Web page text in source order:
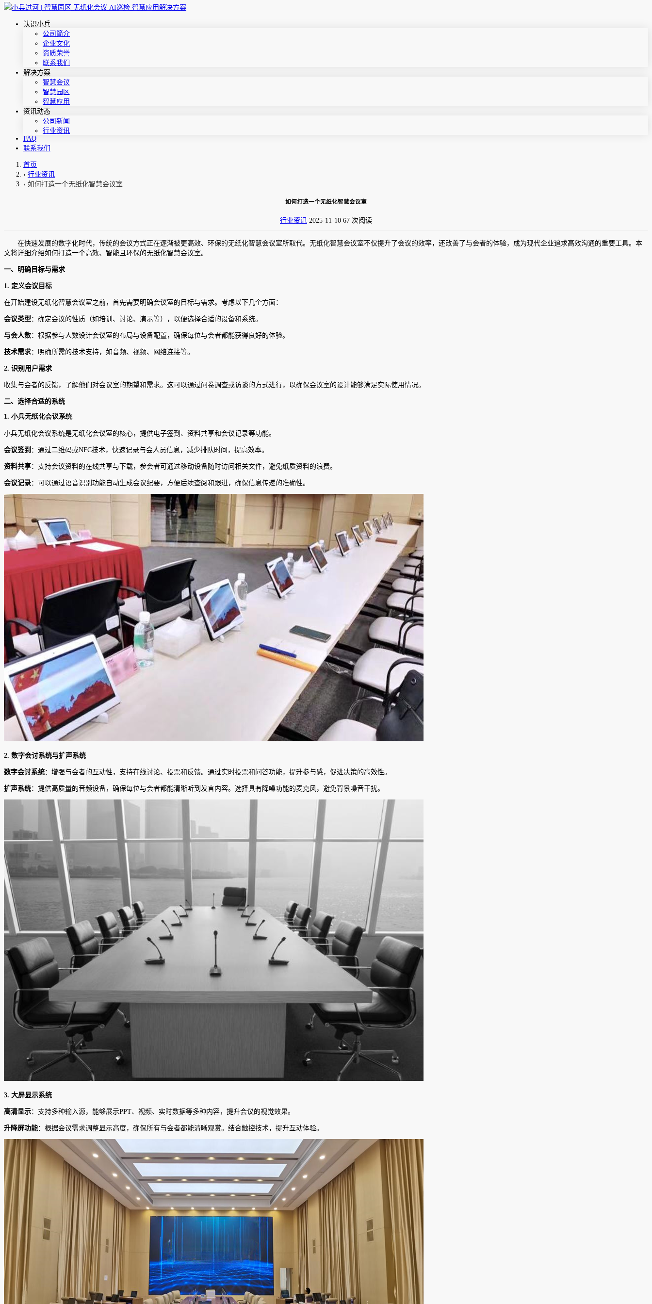
认识小兵
公司简介
企业文化
资质荣誉
联系我们
解决方案
智慧会议
智慧园区
智慧应用
资讯动态
公司新闻
行业资讯
FAQ
联系我们
首页
› 行业资讯
› 如何打造一个无纸化智慧会议室
如何打造一个无纸化智慧会议室
行业资讯 2025-11-10 67 次阅读
在快速发展的数字化时代，传统的会议方式正在逐渐被更高效、环保的无纸化智慧会议室所取代。无纸化智慧会议室不仅提升了会议的效率，还改善了与会者的体验，成为现代企业追求高效沟通的重要工具。本
文将详细介绍如何打造一个高效、智能且环保的无纸化智慧会议室。
一、明确目标与需求
1. 定义会议目标
在开始建设无纸化智慧会议室之前，首先需要明确会议室的目标与需求。考虑以下几个方面：
会议类型 ：确定会议的性质（如培训、讨论、演示等），以便选择合适的设备和系统。
与会人数：根据参与人数设计会议室的布局与设备配置，确保每位与会者都能获得良好的体验。
技术需求：明确所需的技术支持，如音频、视频、网络连接等。
2. 识别用户需求
收集与会者的反馈，了解他们对会议室的期望和需求。这可以通过问卷调查或访谈的方式进行，以确保会议室的设计能够满足实际使用情况。
二、选择合适的系统
1. 小兵无纸化会议系统
小兵无纸化会议系统是无纸化会议室的核心，提供电子签到、资料共享和会议记录等功能。
会议签到 ：通过二维码或NFC技术，快速记录与会人员信息，减少排队时间，提高效率。
资料共享：支持会议资料的在线共享与下载，参会者可通过移动设备随时访问相关文件，避免纸质资料的浪费。
会议记录：可以通过语音识别功能自动生成会议纪要，方便后续查阅和跟进，确保信息传递的准确性。
2. 数字会讨系统与扩声系统
数字会讨系统：增强与会者的互动性，支持在线讨论、投票和反馈。通过实时投票和问答功能，提升参与感，促进决策的高效性。
扩声系统：提供高质量的音频设备，确保每位与会者都能清晰听到发言内容。选择具有降噪功能的麦克风，避免背景噪音干扰。
3. 大屏显示系统
高清显示：支持多种输入源，能够展示PPT、视频、实时数据等多种内容，提升会议的视觉效果。
升降屏功能：根据会议需求调整显示高度，确保所有与会者都能清晰观赏。结合触控技术，提升互动体验。